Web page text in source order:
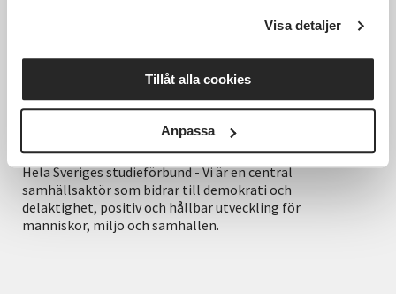
Visa detaljer
Tillåt alla cookies
Anpassa
Hela Sveriges studieförbund - Vi är en central
samhällsaktör som bidrar till demokrati och
delaktighet, positiv och hållbar utveckling för
människor, miljö och samhällen.